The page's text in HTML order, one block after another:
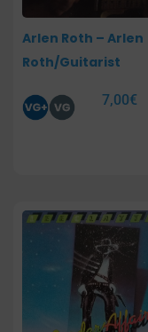
Arlen Roth – Arlen
Roth/Guitarist
7,00€